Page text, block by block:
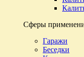
Сферы
Гаражи
Беседки